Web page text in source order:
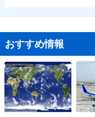
おすすめ情報